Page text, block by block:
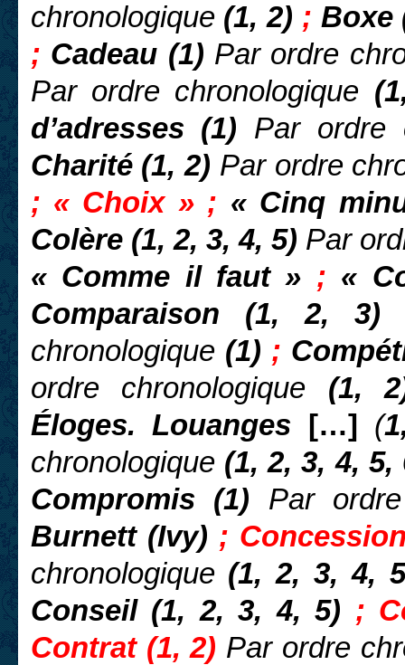
chronologique(1, 2) ; Boxe
; Cadeau (1) Par ordre
Par ordre chronologique
d’adresses (1) Par ordre
Charité (1, 2) Par ordre
; « Choix » ; « Cinq
Colère (1, 2, 3, 4, 5) Par
« Comme il faut » ; «
Comparaison (1, 2,
chronologique (1) ;
ordre chronologique (1,
Éloges. Louanges
[…] (
chronologique(1, 2, 3, 4, 5,
Compromis (1) Par
Burnett (Ivy) ;
chronologique(1, 2, 3, 4,
Conseil (1, 2, 3, 4, 5) ;
Contrat (1, 2) Par ordre